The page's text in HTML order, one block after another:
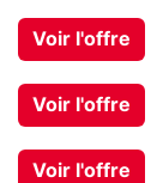
Voir l'offre
Voir l'offre
Voir l'offre